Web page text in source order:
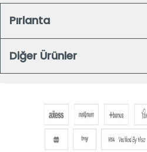
Pırlanta
Diğer Ürünler